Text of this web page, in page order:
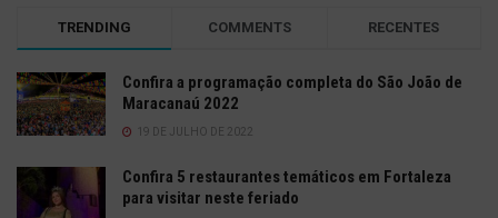
TRENDING COMMENTS RECENTES
Confira a programação completa do São João de
Maracanaú 2022
19 DE JULHO DE 2022
Confira 5 restaurantes temáticos em Fortaleza
para visitar neste feriado